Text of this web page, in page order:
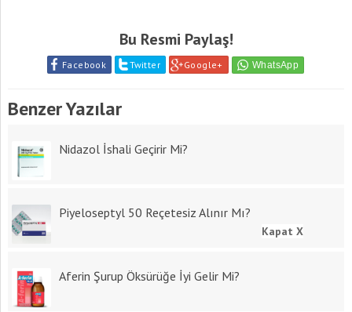
Bu Resmi Paylaş!
Facebook Twitter Google+
Benzer Yazılar
Nidazol İshali Geçirir Mi?
Piyeloseptyl 50 Reçetesiz Alınır Mı?
Aferin Şurup Öksürüğe İyi Gelir Mi?
Kapat X